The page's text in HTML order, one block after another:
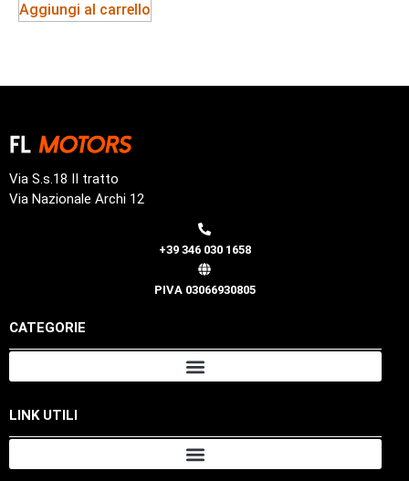
Aggiungi al carrello
Via S.s.18 II tratto
Via Nazionale Archi 12
+39 346 030 1658
PIVA 03066930805
CATEGORIE
LINK UTILI